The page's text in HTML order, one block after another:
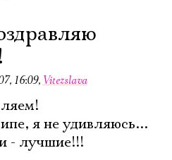
16:09, Vitezslava
я не удивляюсь...
- лучшие!!!